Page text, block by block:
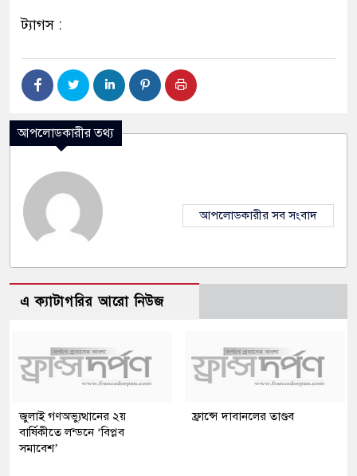
ট্যাগস :
আপলোডকারীর তথ্য
আপলোডকারীর সব সংবাদ
এ ক্যাটাগরির আরো নিউজ
জুলাই গণঅভ্যুত্থানের ২য়
বার্ষিকীতে লন্ডনে ‘বিপ্লব
সমাবেশ’
ফ্রান্সে দাবানলের তাণ্ডব